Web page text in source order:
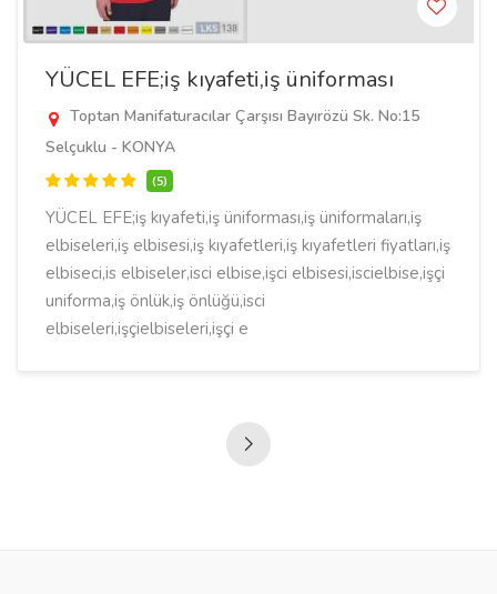
YÜCEL EFE;iş kıyafeti,iş üniforması
Toptan Manifaturacılar Çarşısı Bayırözü Sk. No:15
Selçuklu - KONYA
(5)
YÜCEL EFE;iş kıyafeti,iş üniforması,iş üniformaları,iş
elbiseleri,iş elbisesi,iş kıyafetleri,iş kıyafetleri fiyatları,iş
elbiseci,is elbiseler,isci elbise,işci elbisesi,iscielbise,işçi
uniforma,iş önlük,iş önlüğü,isci
elbiseleri,işçielbiseleri,işçi e